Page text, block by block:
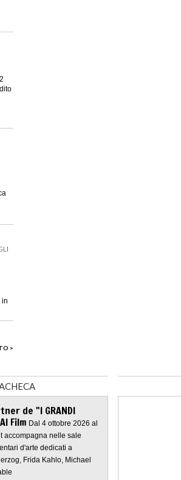
in
>
de "I GRANDI
Film Dal 4 ottobre 2026 al
accompagna nelle sale
d'arte dedicati a
Frida Kahlo, Michael